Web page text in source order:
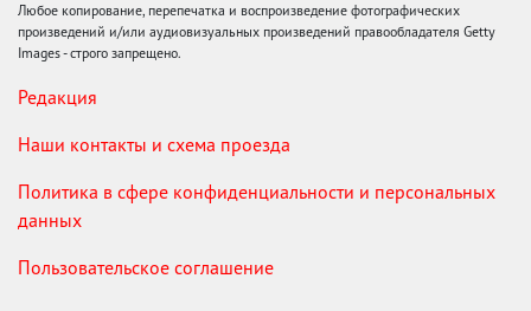
Любое копирование, перепечатка и воспроизведение фотографических
произведений и/или аудиовизуальных произведений правообладателя Getty
Images - строго запрещено.
Редакция
Наши контакты и схема проезда
Политика в сфере конфиденциальности и персональных
данных
Пользовательское соглашение